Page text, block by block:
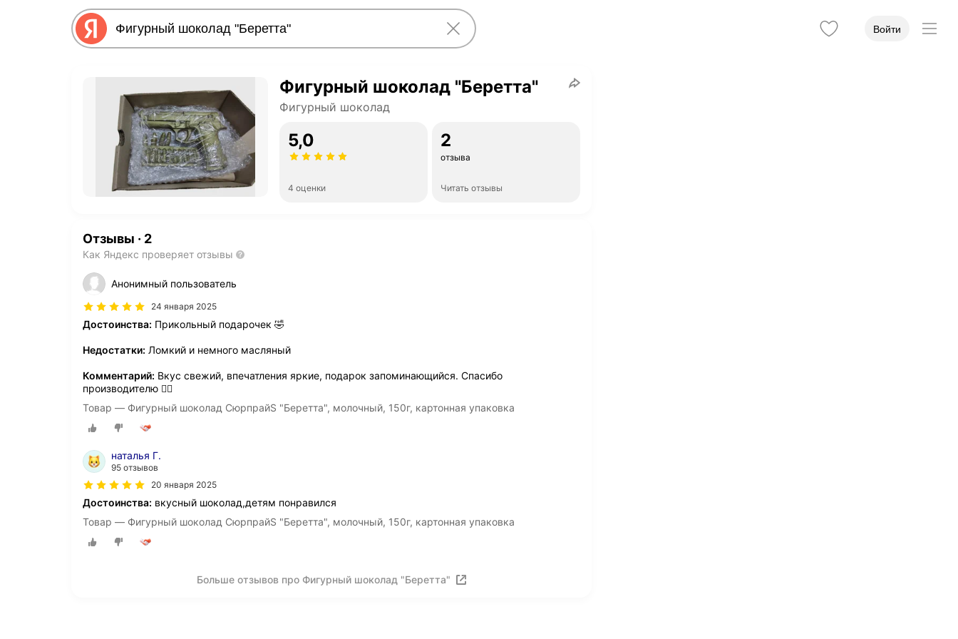
Войти
Фигурный шоколад "Беретта"
Фигурный шоколад
5,0
4 оценки
2
отзыва
Читать отзывы
Отзывы · 2
Как Яндекс проверяет отзывы
Анонимный пользователь
24 января 2025
Достоинства: Прикольный подарочек 🤣
Недостатки: Ломкий и немного масляный
Комментарий: Вкус свежий, впечатления яркие, подарок запоминающийся. Спасибо
производителю 👍🏽
Товар — Фигурный шоколад СюрпрайS "Беретта", молочный, 150г, картонная упаковка
наталья Г.
95 отзывов
20 января 2025
Достоинства: вкусный шоколад,детям понравился
Товар — Фигурный шоколад СюрпрайS "Беретта", молочный, 150г, картонная упаковка
Больше отзывов про Фигурный шоколад "Беретта"